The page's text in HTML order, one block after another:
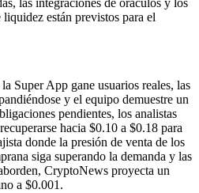
las integraciones de oráculos y los
están previstos para el
Super App gane usuarios reales, las
y el equipo demuestre un
pendientes, los analistas
hacia $0.10 a $0.18 para
donde la presión de venta de los
siga superando la demanda y las
CryptoNews proyecta un
a $0.001.